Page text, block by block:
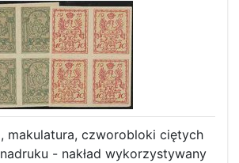
makulatura, czworobloki ciętych
- nakład wykorzystywany